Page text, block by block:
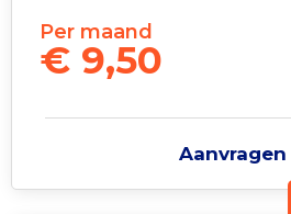
Per maand
€ 9,50
Aanvragen